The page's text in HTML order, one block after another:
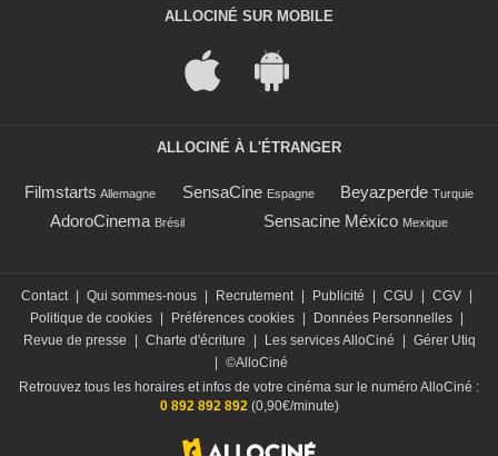
ALLOCINÉ SUR MOBILE
ALLOCINÉ À L'ÉTRANGER
Filmstarts Allemagne SensaCine Espagne Beyazperde Turquie
AdoroCinema Brésil Sensacine México Mexique
Contact Qui sommes-nous Recrutement Publicité CGU CGV
Politique de cookies
Préférences cookies Données Personnelles
Revue de presse
Charte d'écriture Les services AlloCiné
Gérer Utiq
©AlloCiné
Retrouvez tous les horaires et infos de votre cinéma sur le numéro AlloCiné :
0 892 892 892(0,90€/minute)